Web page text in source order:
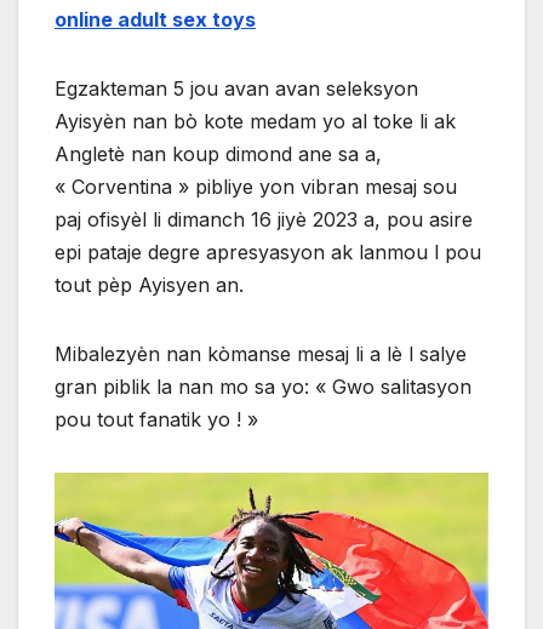
online adult sex toys
Egzakteman 5 jou avan avan seleksyon
Ayisyèn nan bò kote medam yo al toke li ak
Angletè nan koup dimond ane sa a,
« Corventina » pibliye yon vibran mesaj sou
paj ofisyèl li dimanch 16 jiyè 2023 a, pou asire
epi pataje degre apresyasyon ak lanmou l pou
tout pèp Ayisyen an.
Mibalezyèn nan kòmanse mesaj li a lè l salye
gran piblik la nan mo sa yo: « Gwo salitasyon
pou tout fanatik yo ! »